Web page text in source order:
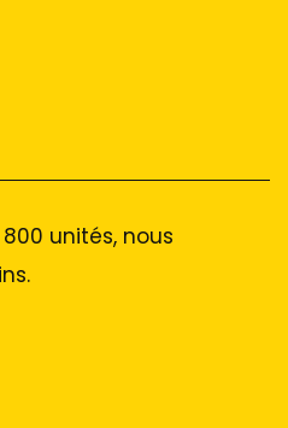
unités, nous